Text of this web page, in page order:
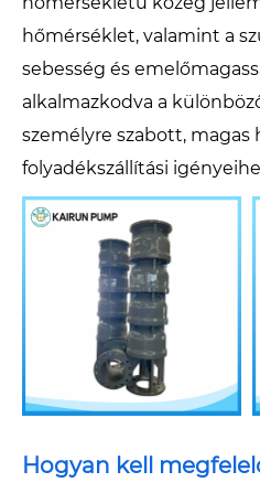
hőmérséklet, valamint a
sebesség és
alkalmazkodva a
személyre szabott, magas
folyadékszállítási
Hogyan kell